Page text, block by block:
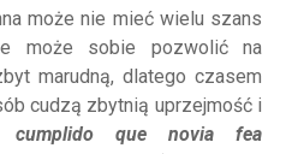
może nie mieć wielu szans
może sobie pozwolić na
marudną, dlatego czasem
cudzą zbytnią uprzejmość i
cumplido que novia fea